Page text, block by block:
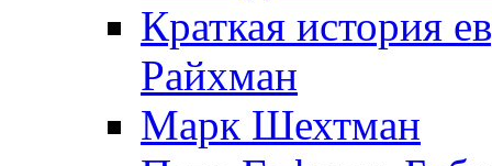
Краткая история
Райхман
Марк Шехтман